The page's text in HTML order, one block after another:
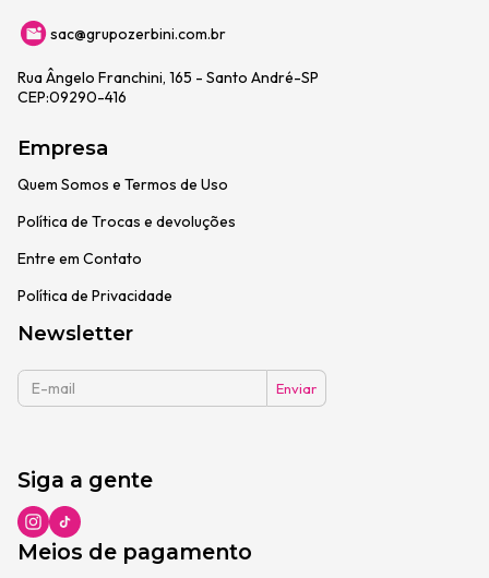
sac@grupozerbini.com.br
Rua Ângelo Franchini, 165 - Santo André-SP
CEP:09290-416
Empresa
Quem Somos e Termos de Uso
Política de Trocas e devoluções
Entre em Contato
Política de Privacidade
Newsletter
Siga a gente
Meios de pagamento